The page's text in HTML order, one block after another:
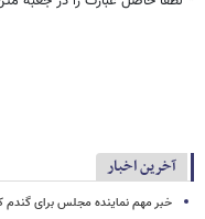
آخرین اخبار
خبر مهم نماینده مجلس برای گندم